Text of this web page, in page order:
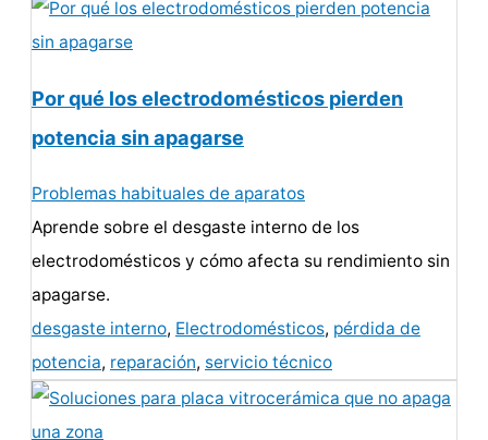
Por qué los electrodomésticos pierden
potencia sin apagarse
Problemas habituales de aparatos
Aprende sobre el desgaste interno de los
electrodomésticos y cómo afecta su rendimiento sin
apagarse.
desgaste interno, Electrodomésticos, pérdida de
potencia, reparación, servicio técnico